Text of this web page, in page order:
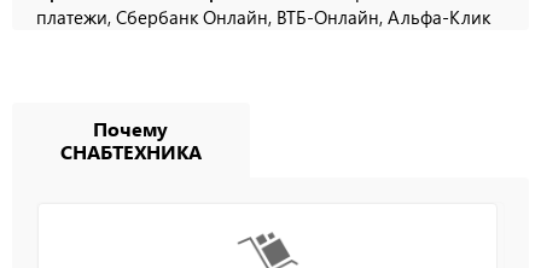
платежи, Сбербанк Онлайн, ВТБ-Онлайн, Альфа-Клик
Почему
СНАБТЕХНИКА